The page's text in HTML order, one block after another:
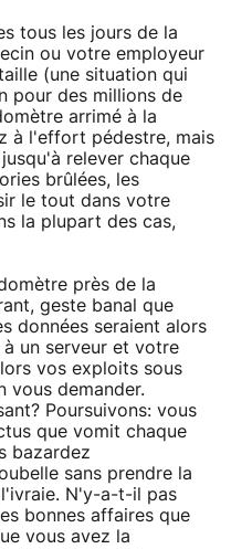
tous les jours de la
ou votre employeur
(une situation qui
pour des millions de
arrimé à la
à l'effort pédestre, mais
relever chaque
brûlées, les
le tout dans votre
la plupart des cas,
près de la
geste banal que
données seraient alors
un serveur et votre
vos exploits sous
vous demander.
Poursuivons: vous
que vomit chaque
bazardez
sans prendre la
N'y-a-t-il pas
bonnes affaires que
vous avez la